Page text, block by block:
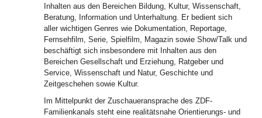
Inhalten aus den Bereichen Bildung, Kultur, Wissenschaft,
Beratung, Information und Unterhaltung. Er bedient sich
aller wichtigen Genres wie Dokumentation, Reportage,
Fernsehfilm, Serie, Spielfilm, Magazin sowie Show/Talk und
beschäftigt sich insbesondere mit Inhalten aus den
Bereichen Gesellschaft und Erziehung, Ratgeber und
Service, Wissenschaft und Natur, Geschichte und
Zeitgeschehen sowie Kultur.
Im Mittelpunkt der Zuschaueransprache des ZDF-
Familienkanals steht eine realitätsnahe Orientierungs- und